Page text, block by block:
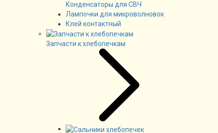
Конденсаторы для СВЧ
Лампочки для микроволновок
Клей контактный
Запчасти к хлебопечкам